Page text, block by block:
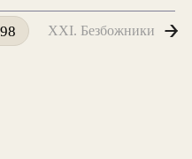
XXI. Безбожники